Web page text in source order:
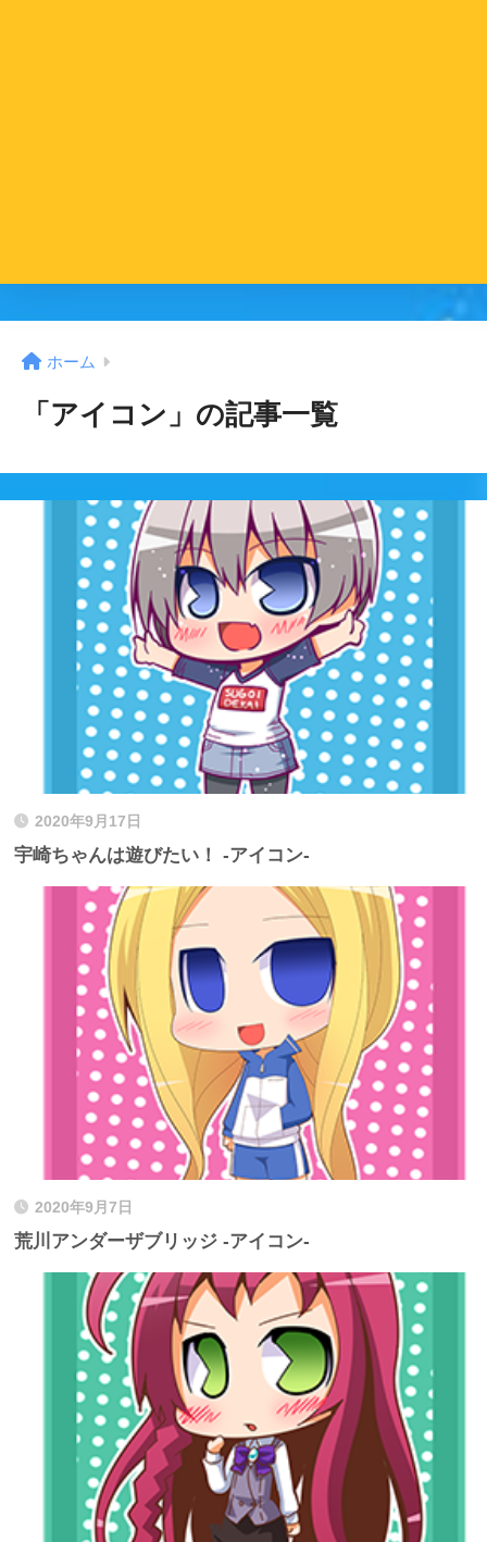
ホーム
「アイコン」の記事一覧
2020年9月17日
宇崎ちゃんは遊びたい！ -アイコン-
2020年9月7日
荒川アンダーザブリッジ -アイコン-